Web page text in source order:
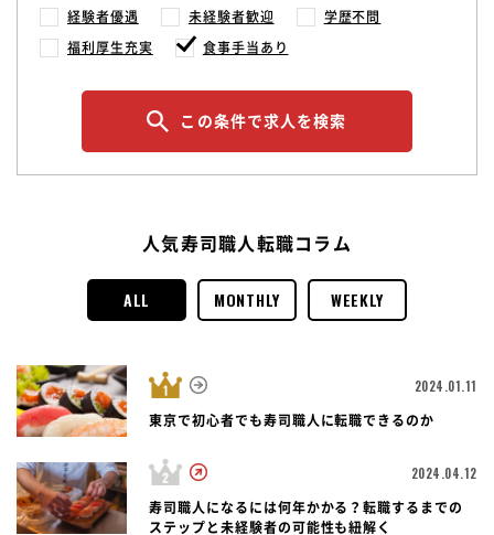
経験者優遇 未経験者歓迎 学歴不問
福利厚生充実 食事手当あり
この条件で求人を検索
人気寿司職人転職コラム
ALL MONTHLY WEEKLY
2024.01.11
東京で初心者でも寿司職人に転職できるのか
2024.04.12
寿司職人になるには何年かかる？転職するまでの
ステップと未経験者の可能性も紐解く